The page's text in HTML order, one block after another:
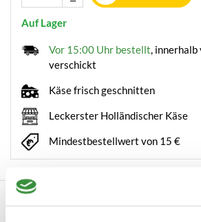
Auf Lager
Vor 15:00 Uhr bestellt, innerhalb
verschickt
Käse frisch geschnitten
Leckerster Holländischer Käse
Mindestbestellwert von 15 €